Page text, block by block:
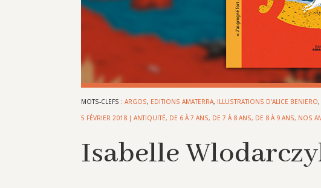
MOTS-CLEFS :ARGOS, EDITIONS AMATERRA, ILLUSTRATIONS D’ALICE BENIERO,
5 FÉVRIER 2018 |ANTIQUITÉ, DE 6 À 7 ANS, DE 7 À 8 ANS, DE 8 À 9 ANS, NOS
Isabelle